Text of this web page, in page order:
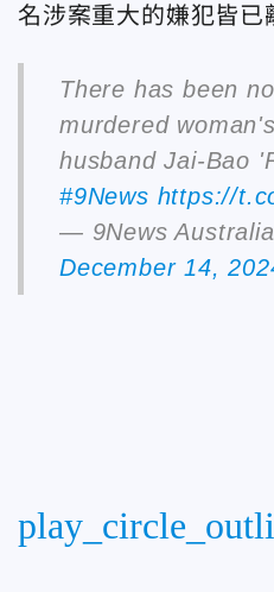
名涉案重大的嫌犯皆已
There has been
murdered
husband Jai-Bao
#9News https://
— 9News
December 14,